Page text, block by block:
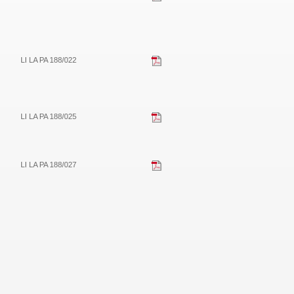
LI LA PA 188/022
LI LA PA 188/025
LI LA PA 188/027